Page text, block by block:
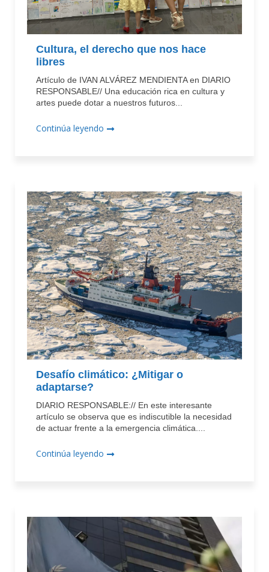
Cultura, el derecho que nos hace
libres
Artículo de IVAN ALVÁREZ MENDIENTA en DIARIO
RESPONSABLE// Una educación rica en cultura y
artes puede dotar a nuestros futuros...
Continúa leyendo
Desafío climático: ¿Mitigar o
adaptarse?
DIARIO RESPONSABLE:// En este interesante
artículo se observa que es indiscutible la necesidad
de actuar frente a la emergencia climática....
Continúa leyendo